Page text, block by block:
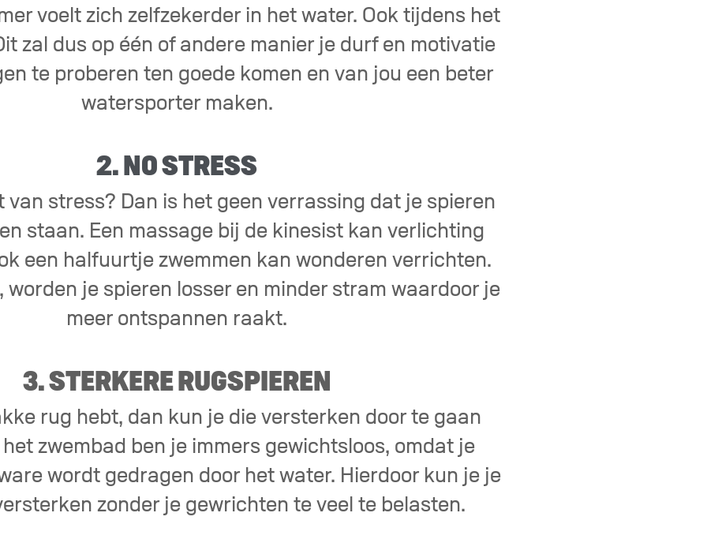
voelt zich zelfzekerder in het water. Ook tijdens het
zal dus op één of andere manier je durf en motivatie
te proberen ten goede komen en van jou een beter
watersporter maken.
2. NO STRESS
van stress? Dan is het geen verrassing dat je spieren
staan. Een massage bij de kinesist kan verlichting
een halfuurtje zwemmen kan wonderen verrichten.
worden je spieren losser en minder stram waardoor je
meer ontspannen raakt.
3. STERKERE RUGSPIEREN
rug hebt, dan kun je die versterken door te gaan
zwembad ben je immers gewichtsloos, omdat je
wordt gedragen door het water. Hierdoor kun je je
zonder je gewrichten te veel te belasten.